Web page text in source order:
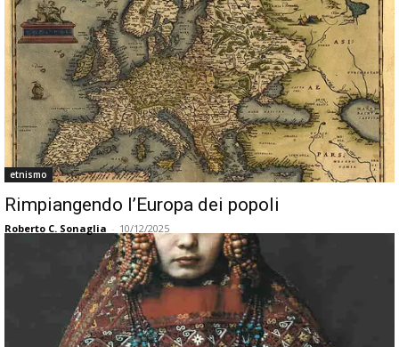
etnismo
Rimpiangendo l’Europa dei popoli
Roberto C. Sonaglia - 10/12/2025